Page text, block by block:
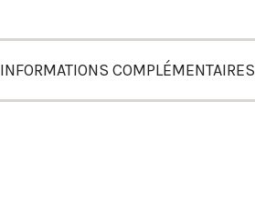
INFORMATIONS COMPLÉMENTAIRES